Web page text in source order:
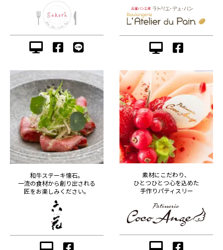
和牛ステーキ懐石。
一流の食材から創り出される
匠をお楽しみください。
素材にこだわり、
ひとつひとつ心を込めた
手作りパティスリー